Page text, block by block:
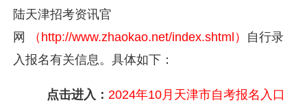
陆天津招考资讯官
网
（http://www.zhaokao.net/index.shtml） 自行录
入报名有关信息。具体如下：
点击进入： 2024年10月天津市自考报名入口